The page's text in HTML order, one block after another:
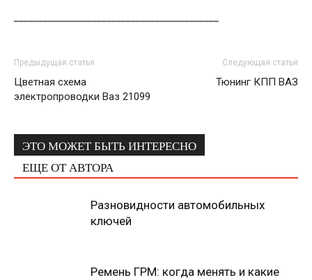
Предыдущая статья
Цветная схема
электропроводки Ваз 21099
Следующая статья
Тюнинг КПП ВАЗ
ЭТО МОЖЕТ БЫТЬ ИНТЕРЕСНО
ЕЩЕ ОТ АВТОРА
Разновидности автомобильных
ключей
Ремень ГРМ: когда менять и какие